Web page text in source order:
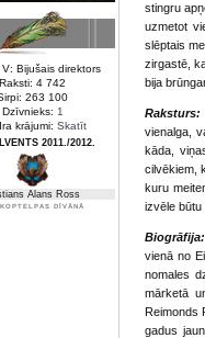
Bijušais direktors
Raksti: 4 742
263 100
Dzīvnieks: 1
krājumi: Skatīt
2011./2012.
Alans Ross
DĪVĀNĀ
stingru
uzmetot
slēptais
zirgastē,
bija
Raksturs:
vienalga,
kāda,
cilvēkiem,
kuru
izvēle būtu
Biogrāfija:
vienā no
nomales
mārketā
Reimonds
gadus